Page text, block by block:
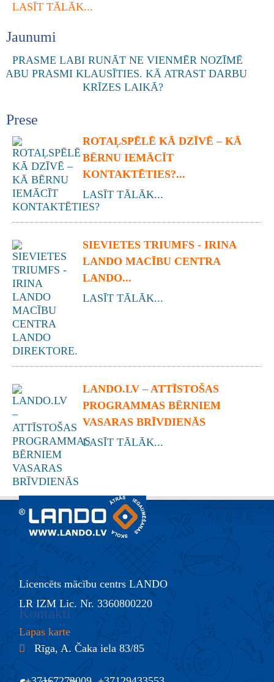
LASĪT TĀLĀK...
Jaunumi
Prese
ROTAĻSPĒLĒ KĀ DZĪVĒ – KĀ
BĒRNU IEMĀCĪT
KONTAKTĒTIES?...
LASĪT TĀLĀK...
SIEVIETES TRIUMFS - IRINA
LANDO MACĪBU CENTRA
LANDO...
LASĪT TĀLĀK...
LANDO.LV – ATTĪSTOŠAS
PROGRAMMAS BĒRNIEM
VASARAS BRĪVDIENĀS
LASĪT TĀLĀK...
Licencēts mācību centrs LANDO
LR IZM Lic. Nr. 3360800220
Lapas karte
Kontakti
Rīga, A. Čaka iela 83/85